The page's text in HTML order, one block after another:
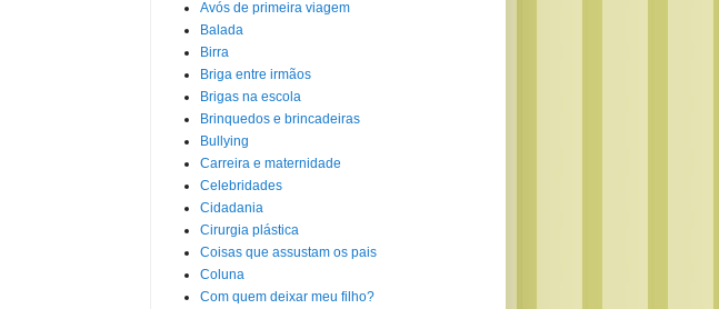
Avós de primeira viagem
Balada
Birra
Briga entre irmãos
Brigas na escola
Brinquedos e brincadeiras
Bullying
Carreira e maternidade
Celebridades
Cidadania
Cirurgia plástica
Coisas que assustam os pais
Coluna
Com quem deixar meu filho?